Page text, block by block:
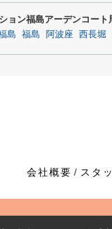
ョン福島アーデンコート
島 福島 阿波座 西長堀
会社概要 スタ